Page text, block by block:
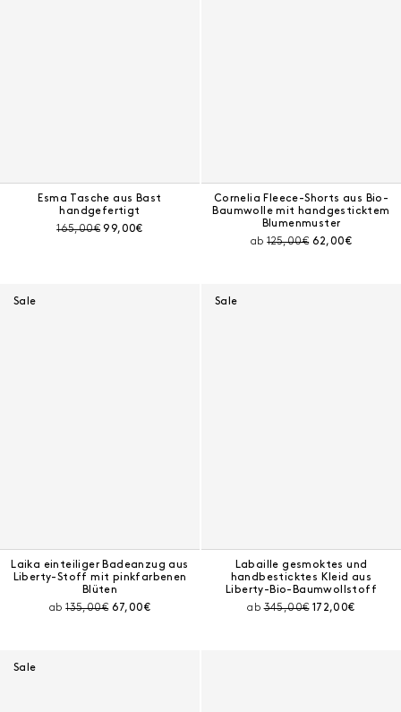
Esma Tasche aus Bast
handgefertigt
Preis vor Rabatt:
165,00€ Aktueller Preis:
99,00€
Cornelia Fleece-Shorts aus Bio-
Baumwolle mit handgesticktem
Blumenmuster
abPreis vor Rabatt:
125,00€ Aktueller Preis:
62,00€
Sale
Laika einteiliger Badeanzug aus
Liberty-Stoff mit pinkfarbenen
Blüten
abPreis vor Rabatt:
135,00€ Aktueller Preis:
67,00€
Sale
Labaille gesmoktes und
handbesticktes Kleid aus
Liberty-Bio-Baumwollstoff
abPreis vor Rabatt:
345,00€ Aktueller Preis:
172,00€
Sale